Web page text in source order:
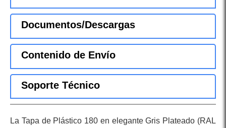
Documentos/Descargas
Contenido de Envío
Soporte Técnico
La Tapa de Plástico 180 en elegante Gris Plateado (RAL